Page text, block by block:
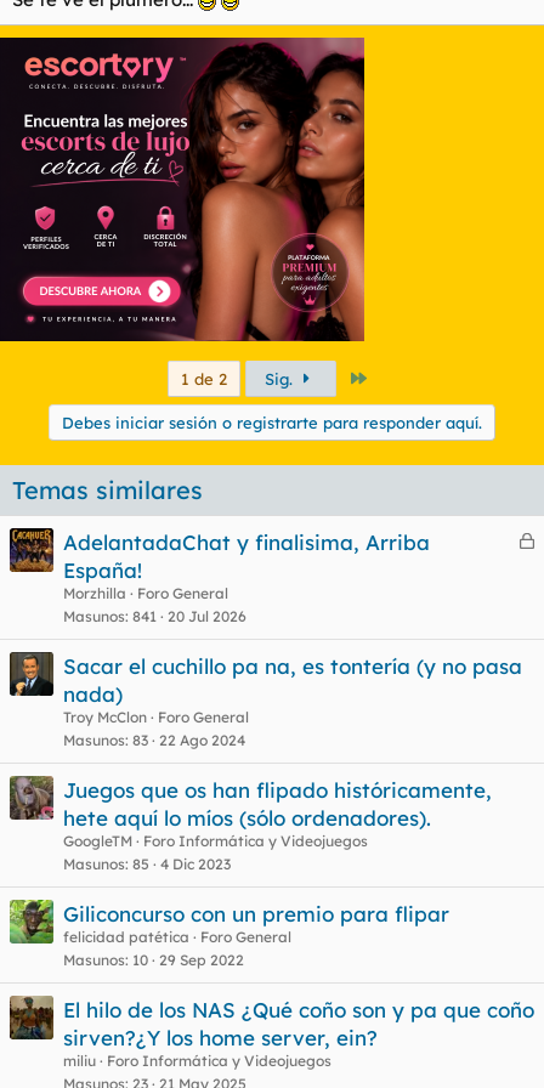
1 de 2 Sig.
Debes iniciar sesión o registrarte para responder aquí.
Temas similares
C
a
AdelantadaChat y finalisima, Arriba
España!
Morzhilla
Foro General
Masunos 841 20 Jul 2026
Sacar el cuchillo pa na, es tontería (y no pasa
nada)
Troy McClon
Foro General
Masunos 83 22 Ago 2024
Juegos que os han flipado históricamente,
hete aquí lo míos (sólo ordenadores).
GoogleTM
Foro Informática y Videojuegos
Masunos 85 4 Dic 2023
Giliconcurso con un premio para flipar
felicidad patética
Foro General
Masunos 10 29 Sep 2022
El hilo de los NAS ¿Qué coño son y pa que coño
sirven?¿Y los home server, ein?
miliu
Foro Informática y Videojuegos
Masunos 23 21 May 2025